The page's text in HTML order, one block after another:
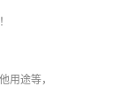
用途等，